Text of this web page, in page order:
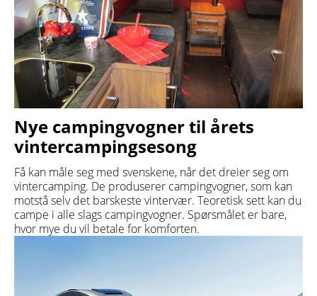
Nye campingvogner til årets
vintercampingsesong
Få kan måle seg med svenskene, når det dreier seg om
vintercamping. De produserer campingvogner, som kan
motstå selv det barskeste vintervær. Teoretisk sett kan du
campe i alle slags campingvogner. Spørsmålet er bare,
hvor mye du vil betale for komforten.